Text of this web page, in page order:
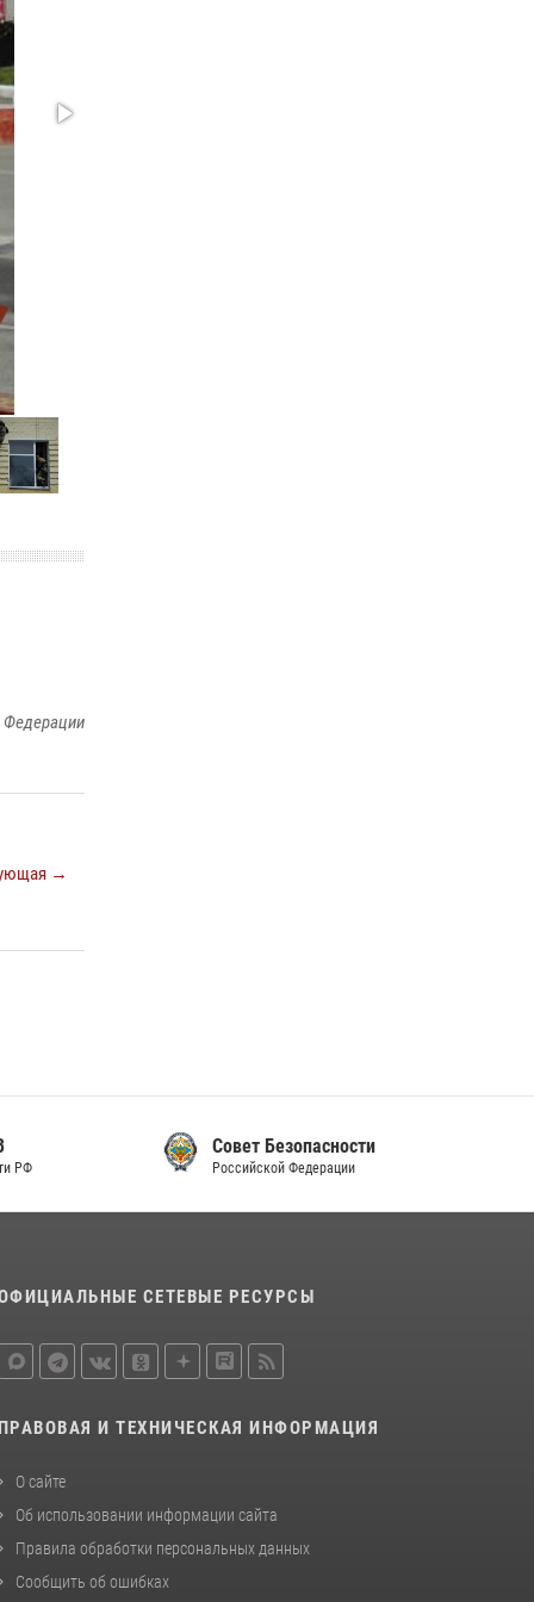
Федерации
→
Совет Безопасности
Российской Федерации
СЕТЕВЫЕ РЕСУРСЫ
ПРАВОВАЯ И ТЕХНИЧЕСКАЯ ИНФОРМАЦИЯ
О сайте
Об использовании информации сайта
Правила обработки персональных данных
Сообщить об ошибках